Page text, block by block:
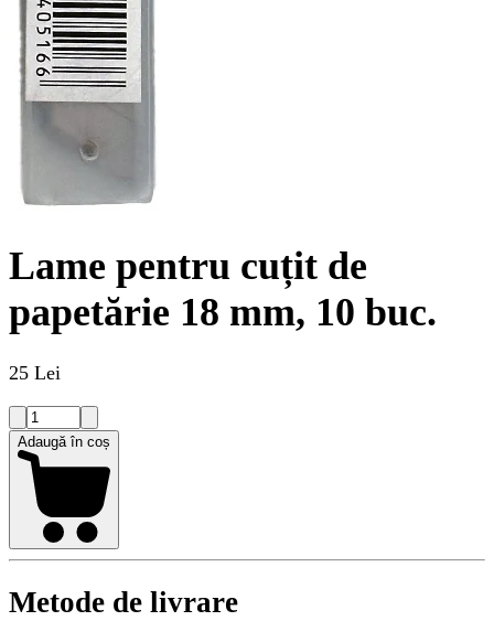
Lame pentru cuțit de
papetărie 18 mm, 10 buc.
25 Lei
Adaugă în coș
Metode de livrare